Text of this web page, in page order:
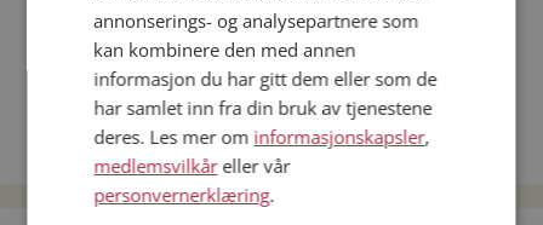
Flere singlemenn fra Ålesund:eivind70,Janjoh
Kvinner fra Ålesund
Date kvinner i Norge
Date menn i Norge
annonserings- og analysepartnere som
kan kombinere den med annen
informasjon du har gitt dem eller som de
har samlet inn fra din bruk av tjenestene
deres. Les mer om informasjonskapsler,
medlemsvilkåreller vår
personvernerklæring.